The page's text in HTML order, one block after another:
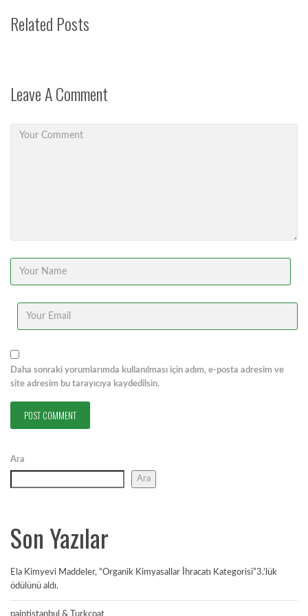
Related Posts
Leave A Comment
Daha sonraki yorumlarımda kullanılması için adım, e-posta adresim ve
site adresim bu tarayıcıya kaydedilsin.
Ara
Ara
Son Yazılar
Ela Kimyevi Maddeler, “Organik Kimyasallar İhracatı Kategorisi”3.’lük
ödülünü aldı.